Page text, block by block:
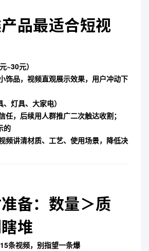
品最适合短视
~30元）
饰品，视频直观展示效果，用户冲动下
、灯具、大家电）
，后续用人群推广二次触达收割；
的
频讲清材质、工艺、使用场景，降低决
备：数量＞质
堆
条视频，别指望一条爆